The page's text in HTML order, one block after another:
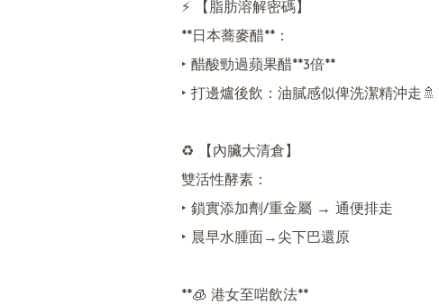
⚡️ 【脂肪溶解密碼】
**日本蕎麥醋**：
‣ 醋酸勁過蘋果醋**3倍**
‣ 打邊爐後飲：油膩感似俾洗潔精沖走🚿
♻️ 【內臟大清倉】
雙活性酵素：
‣ 鎖實添加劑/重金屬 → 通便排走
‣ 晨早水腫面→尖下巴還原
**🧊 港女至啱飲法**